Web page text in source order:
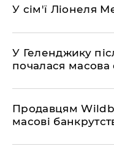
У сім'ї Ліонеля
У Геленджику
почалася масова
Продавцям
масові